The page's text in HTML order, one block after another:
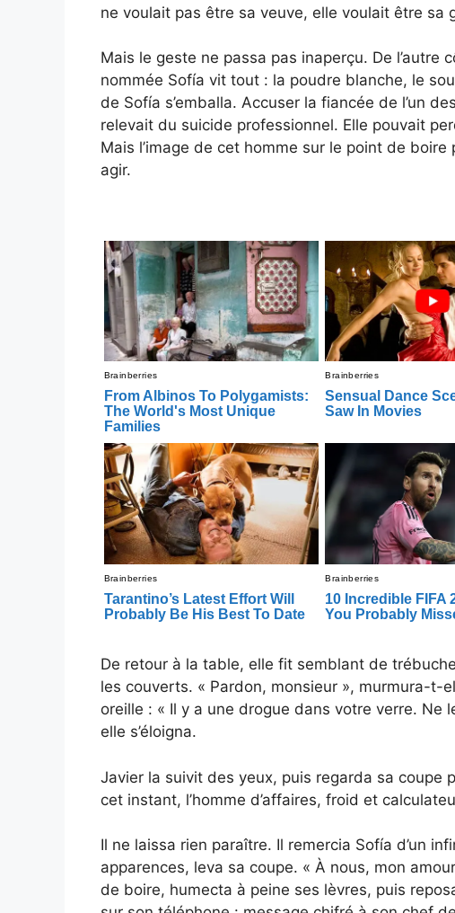
ne voulait pas être sa veuve, elle voulait être sa
Mais le geste ne passa pas inaperçu. De l’autre
nommée Sofía vit tout : la poudre blanche, le
de Sofía s’emballa. Accuser la fiancée de l’un
relevait du suicide professionnel. Elle pouvait
Mais l’image de cet homme sur le point de
agir.
De retour à la table, elle fit semblant de
les couverts. « Pardon, monsieur », murmura-t-
oreille : « Il y a une drogue dans votre verre. Ne
elle s’éloigna.
Javier la suivit des yeux, puis regarda sa coupe
cet instant, l’homme d’affaires, froid et
Il ne laissa rien paraître. Il remercia Sofía d’un
apparences, leva sa coupe. « À nous, mon
de boire, humecta à peine ses lèvres, puis